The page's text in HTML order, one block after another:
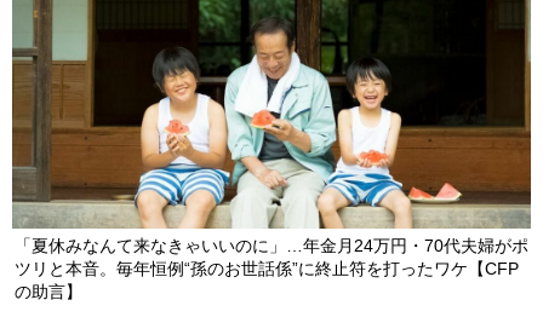
「夏休みなんて来なきゃいいのに」…年金月24万円・70代夫婦がポ
ツリと本音。毎年恒例“孫のお世話係”に終止符を打ったワケ【CFP
の助言】